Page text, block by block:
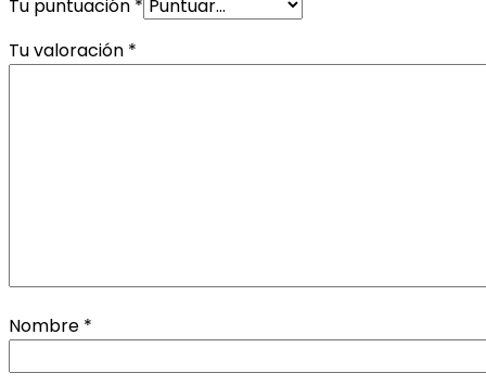
Tu puntuación *
Tu valoración *
Nombre *